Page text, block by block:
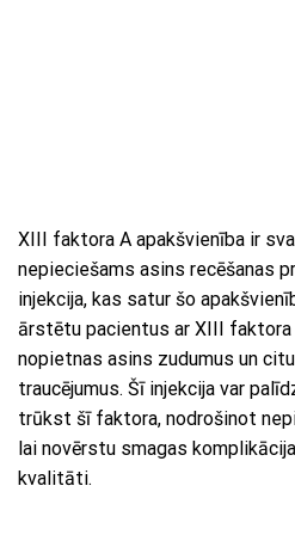
XIII faktora A apakšvienība ir
nepieciešams asins recēšanas
injekcija, kas satur šo
ārstētu pacientus ar XIII
nopietnas asins zudumus un
traucējumus. Šī injekcija var
trūkst šī faktora, nodrošinot
lai novērstu smagas
kvalitāti.